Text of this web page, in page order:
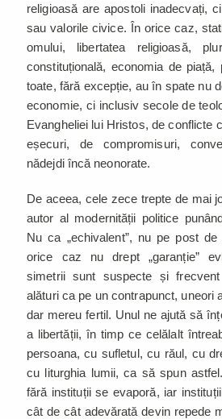
religioasă are apostoli inadecvați,
sau valorile civice. În orice caz,
omului, libertatea religioasă,
constituțională, economia de piață,
toate, fără excepție, au în spate nu
economie, ci inclusiv secole de
Evangheliei lui Hristos, de conflicte
eșecuri, de compromisuri,
nădejdi încă neonorate.
De aceea, cele zece trepte de mai
autor al modernității politice
Nu ca „echivalent”, nu pe post
orice caz nu drept „garanție”
simetrii sunt suspecte și
alături ca pe un contrapunct, uneori
dar mereu fertil. Unul ne ajută să
a libertății, în timp ce celălalt
persoana, cu sufletul, cu răul, cu
cu liturghia lumii, ca să spun
fără instituții se evaporă, iar
cât de cât adevărată devin repede